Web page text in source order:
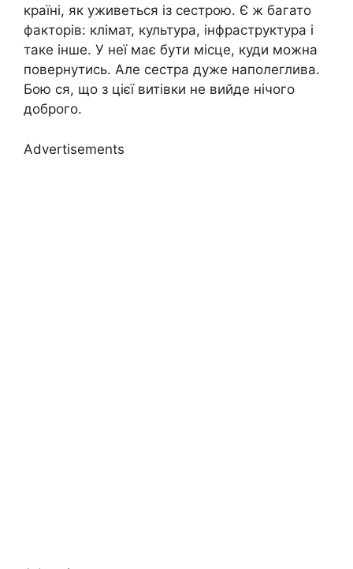
країні, як уживеться із сестрою. Є ж багато
факторів: клімат, культура, інфраструктура і
таке інше. У неї має бути місце, куди можна
повернутись. Але сестра дуже наполеглива.
Бою ся, що з цієї витівки не вийде нічого
доброго.
Advertisements